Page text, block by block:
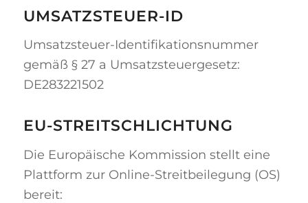
UMSATZSTEUER-ID
Umsatzsteuer-Identifikationsnummer
gemäß § 27 a Umsatzsteuergesetz:
DE283221502
EU-STREITSCHLICHTUNG
Die Europäische Kommission stellt eine
Plattform zur Online-Streitbeilegung (OS)
bereit: